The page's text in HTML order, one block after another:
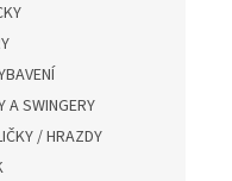
A SWINGERY
/ HRAZDY